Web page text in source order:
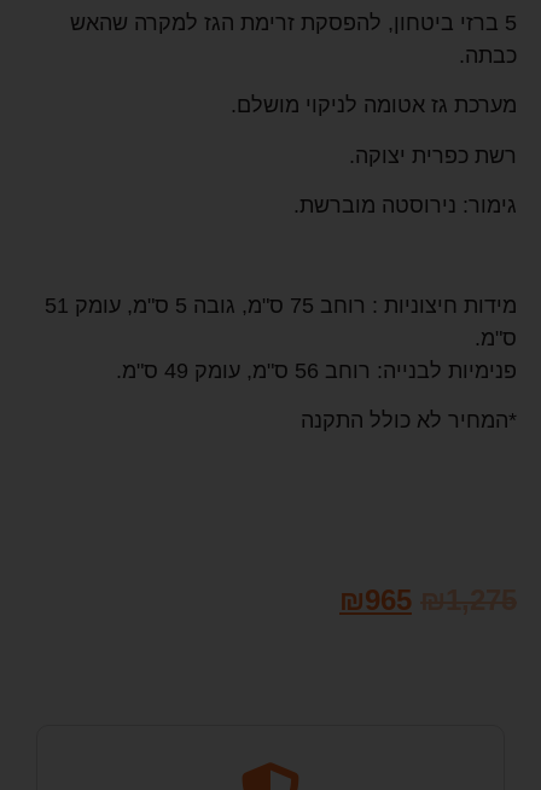
5 ברזי ביטחון, להפסקת זרימת הגז למקרה שהאש
כבתה.
מערכת גז אטומה לניקוי מושלם.
רשת כפרית יצוקה.
גימור: נירוסטה מוברשת.
מידות חיצוניות : רוחב 75 ס"מ, גובה 5 ס"מ, עומק 51
ס"מ.
פנימיות לבנייה: רוחב 56 ס"מ, עומק 49 ס"מ.
*המחיר לא כולל התקנה
₪965